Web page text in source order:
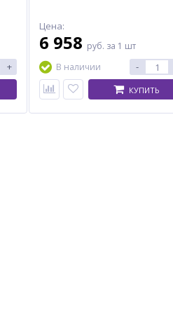
+
Цена:
6 958 руб. за 1 шт
В наличии
-
КУПИТЬ